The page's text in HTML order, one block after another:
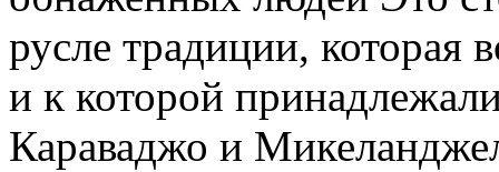
русле традиции, которая
и к которой
Караваджо и